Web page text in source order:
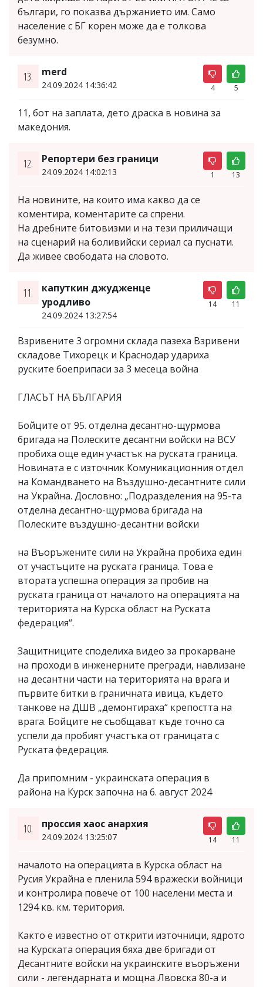
българи, го показва държанието им. Само
население с БГ корен може да е толкова
безумно.
13. merd
24.09.2024 14:36:42 4 5
11, бот на заплата, дето драска в новина за
македония.
12. Репортери без граници
24.09.2024 14:02:13 1 13
На новините, на които има какво да се
коментира, коментарите са спрени.
На дребните битовизми и на тези приличащи
на сценарий на боливийски сериал са пуснати.
Да живее свободата на словото.
11.
капуткин джудженце
уродливо
24.09.2024 13:27:54
14 11
Взривените 3 огромни склада пазеха Взривени
складове Тихорецк и Краснодар удариха
руските боеприпаси за 3 месеца война
ГЛАСЪТ НА БЪЛГАРИЯ
Бойците от 95. отделна десантно-щурмова
бригада на Полеските десантни войски на ВСУ
пробиха още един участък на руската граница.
Новината е с източник Комуникационния отдел
на Командването на Въздушно-десантните сили
на Украйна. Дословно: „Подразделения на 95-та
отделна десантно-щурмова бригада на
Полеските въздушно-десантни войски
на Въоръжените сили на Украйна пробиха един
от участъците на руската граница. Това е
втората успешна операция за пробив на
руската граница от началото на операцията на
територията на Курска област на Руската
федерация“.
Защитниците споделиха видео за прокарване
на проходи в инженерните прегради, навлизане
на десантни части на територията на врага и
първите битки в граничната ивица, където
танкове на ДШВ „демонтираха“ крепостта на
врага. Бойците не съобщават къде точно са
успели да пробият участъка от границата с
Руската федерация.
Да припомним - украинската операция в
района на Курск започна на 6. август 2024
10. проссия хаос анархия
24.09.2024 13:25:07 14 11
началото на операцията в Курска област на
Русия Украйна е пленила 594 вражески войници
и контролира повече от 100 населени места и
1294 кв. км. територия.
Както е известно от открити източници, ядрото
на Курската операция бяха две бригади от
Десантните войски на украинските въоръжени
сили - легендарната и мощна Лвовска 80-а и